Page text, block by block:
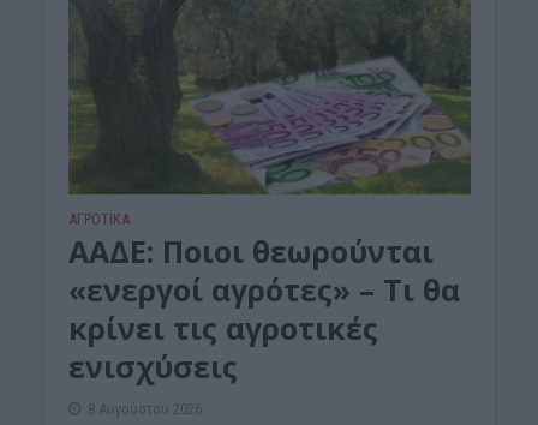
ΑΓΡΟΤΙΚΑ
ΑΑΔΕ: Ποιοι θεωρούνται
«ενεργοί αγρότες» – Τι θα
κρίνει τις αγροτικές
ενισχύσεις
8 Αυγούστου 2026